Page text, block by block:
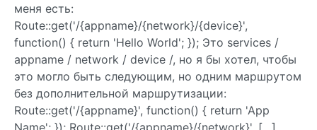
меня есть:
Route::get('/{appname}/{network}/{device}',
function() { return 'Hello World'; }); Это services /
appname / network / device /, но я бы хотел, чтобы
это могло быть следующим, но одним маршрутом
без дополнительной маршрутизации:
Route::get('/{appname}', function() { return 'App
Name'; }); Route::get('/{appname}/{network}', […]